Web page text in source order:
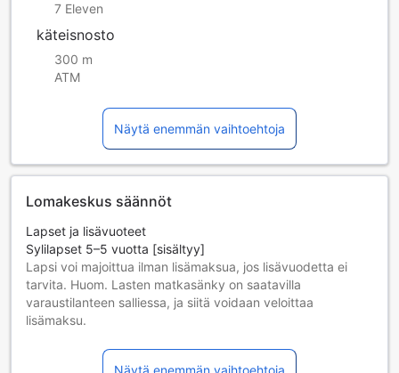
7 Eleven
käteisnosto
300 m
ATM
Näytä enemmän vaihtoehtoja
Lomakeskus säännöt
Lapset ja lisävuoteet
Sylilapset 5–5 vuotta [sisältyy]
Lapsi voi majoittua ilman lisämaksua, jos lisävuodetta ei
tarvita. Huom. Lasten matkasänky on saatavilla
varaustilanteen salliessa, ja siitä voidaan veloittaa
lisämaksu.
Lapsi majoittuu ilmaiseksi, jos nukkuu jo olemassa olevilla